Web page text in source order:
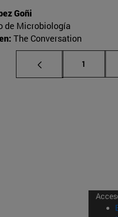
Goñi
de Microbiología
The Conversation
Página
1